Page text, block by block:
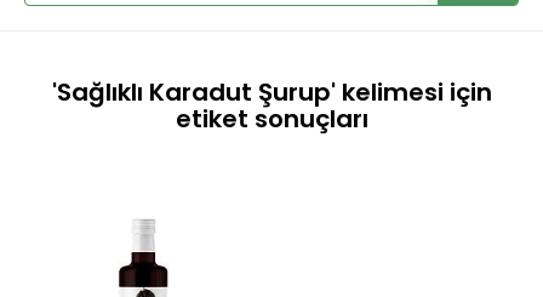
'Sağlıklı Karadut Şurup' kelimesi için
etiket sonuçları